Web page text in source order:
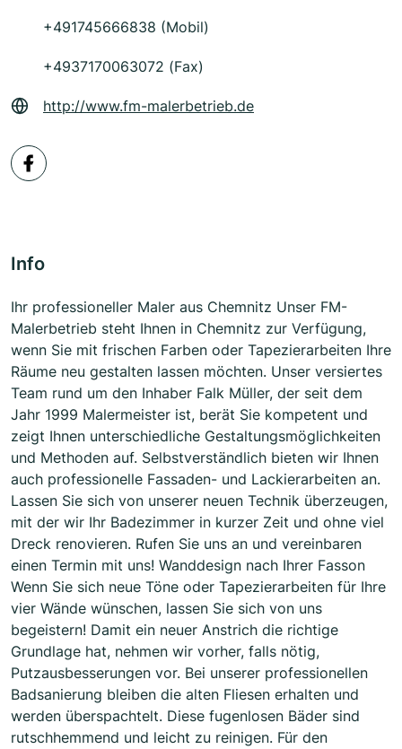
+491745666838 (Mobil)
+4937170063072 (Fax)
http://www.fm-malerbetrieb.de
Info
Ihr professioneller Maler aus Chemnitz Unser FM-
Malerbetrieb steht Ihnen in Chemnitz zur Verfügung,
wenn Sie mit frischen Farben oder Tapezierarbeiten Ihre
Räume neu gestalten lassen möchten. Unser versiertes
Team rund um den Inhaber Falk Müller, der seit dem
Jahr 1999 Malermeister ist, berät Sie kompetent und
zeigt Ihnen unterschiedliche Gestaltungsmöglichkeiten
und Methoden auf. Selbstverständlich bieten wir Ihnen
auch professionelle Fassaden- und Lackierarbeiten an.
Lassen Sie sich von unserer neuen Technik überzeugen,
mit der wir Ihr Badezimmer in kurzer Zeit und ohne viel
Dreck renovieren. Rufen Sie uns an und vereinbaren
einen Termin mit uns! Wanddesign nach Ihrer Fasson
Wenn Sie sich neue Töne oder Tapezierarbeiten für Ihre
vier Wände wünschen, lassen Sie sich von uns
begeistern! Damit ein neuer Anstrich die richtige
Grundlage hat, nehmen wir vorher, falls nötig,
Putzausbesserungen vor. Bei unserer professionellen
Badsanierung bleiben die alten Fliesen erhalten und
werden überspachtelt. Diese fugenlosen Bäder sind
rutschhemmend und leicht zu reinigen. Für den